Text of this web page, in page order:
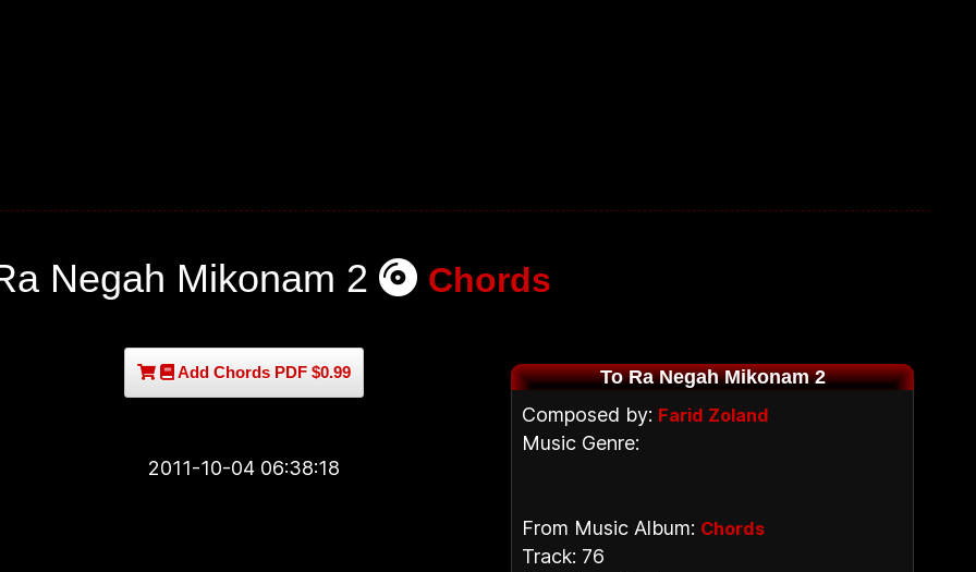
Negah Mikonam 2 Chords
Add Chords PDF $0.99
2011-10-04 06:38:18
To Ra Negah Mikonam 2
Composed by: Farid Zoland
Music Genre:
From Music Album: Chords
Track: 76